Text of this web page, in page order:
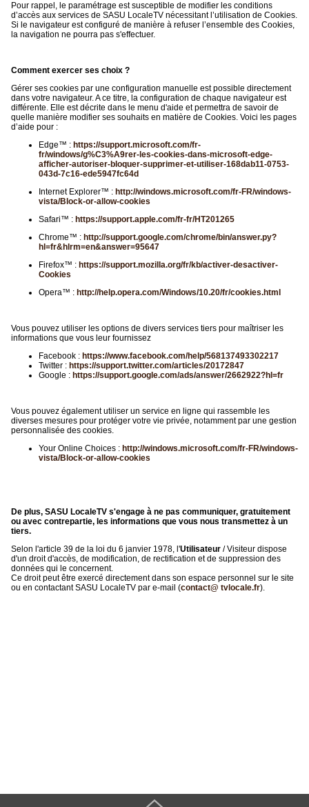
Pour rappel, le paramétrage est susceptible de modifier les conditions
d’accès aux services de SASU LocaleTV nécessitant l’utilisation de Cookies.
Si le navigateur est configuré de manière à refuser l’ensemble des Cookies,
la navigation ne pourra pas s'effectuer.
Comment exercer ses choix ?
Gérer ses cookies par une configuration manuelle est possible directement
dans votre navigateur. A ce titre, la configuration de chaque navigateur est
différente. Elle est décrite dans le menu d'aide et permettra de savoir de
quelle manière modifier ses souhaits en matière de Cookies. Voici les pages
d’aide pour :
Edge™ : https://support.microsoft.com/fr-
fr/windows/g%C3%A9rer-les-cookies-dans-microsoft-edge-
afficher-autoriser-bloquer-supprimer-et-utiliser-168dab11-0753-
043d-7c16-ede5947fc64d
Internet Explorer™ : http://windows.microsoft.com/fr-FR/windows-
vista/Block-or-allow-cookies
Safari™ : https://support.apple.com/fr-fr/HT201265
Chrome™ : http://support.google.com/chrome/bin/answer.py?
hl=fr&hlrm=en&answer=95647
Firefox™ : https://support.mozilla.org/fr/kb/activer-desactiver-
Cookies
Opera™ : http://help.opera.com/Windows/10.20/fr/cookies.html
Vous pouvez utiliser les options de divers services tiers pour maîtriser les
informations que vous leur fournissez
Facebook : https://www.facebook.com/help/568137493302217
Twitter : https://support.twitter.com/articles/20172847
Google : https://support.google.com/ads/answer/2662922?hl=fr
Vous pouvez également utiliser un service en ligne qui rassemble les
diverses mesures pour protéger votre vie privée, notamment par une gestion
personnalisée des cookies.
Your Online Choices : http://windows.microsoft.com/fr-FR/windows-
vista/Block-or-allow-cookies
De plus, SASU LocaleTV s'engage à ne pas communiquer, gratuitement
ou avec contrepartie, les informations que vous nous transmettez à un
tiers.
Selon l'article 39 de la loi du 6 janvier 1978, l'Utilisateur / Visiteur dispose
d'un droit d'accès, de modification, de rectification et de suppression des
données qui le concernent.
Ce droit peut être exercé directement dans son espace personnel sur le site
ou en contactant SASU LocaleTV par e-mail (contact@ tvlocale.fr).